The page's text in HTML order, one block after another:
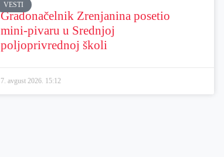
VESTI
Gradonačelnik Zrenjanina posetio
mini-pivaru u Srednjoj
poljoprivrednoj školi
7. avgust 2026. 15:12